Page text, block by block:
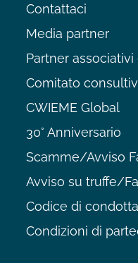
Contattaci
Media partner
Partner
Comitato
CWIEME Global
30° Anniversario
Scamme/Avviso
Avviso su truffe/
Codice di condotta
Condizioni di